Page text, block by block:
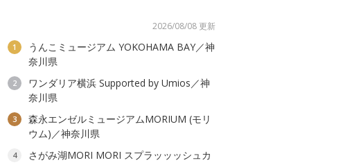
2026/08/08 更新
1
うんこミュージアム YOKOHAMA BAY／神
奈川県
2
ワンダリア横浜 Supported by Umios／神
奈川県
3
森永エンゼルミュージアムMORIUM (モリ
ウム)／神奈川県
4
さがみ湖MORI MORI スプラッッッシュカ